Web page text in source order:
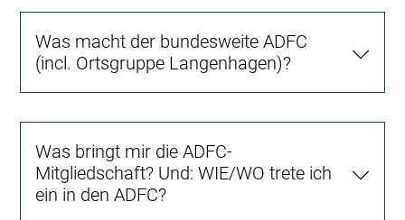
Was macht der bundesweite ADFC
(incl. Ortsgruppe Langenhagen)?
Was bringt mir die ADFC-
Mitgliedschaft? Und: WIE/WO trete ich
ein in den ADFC?